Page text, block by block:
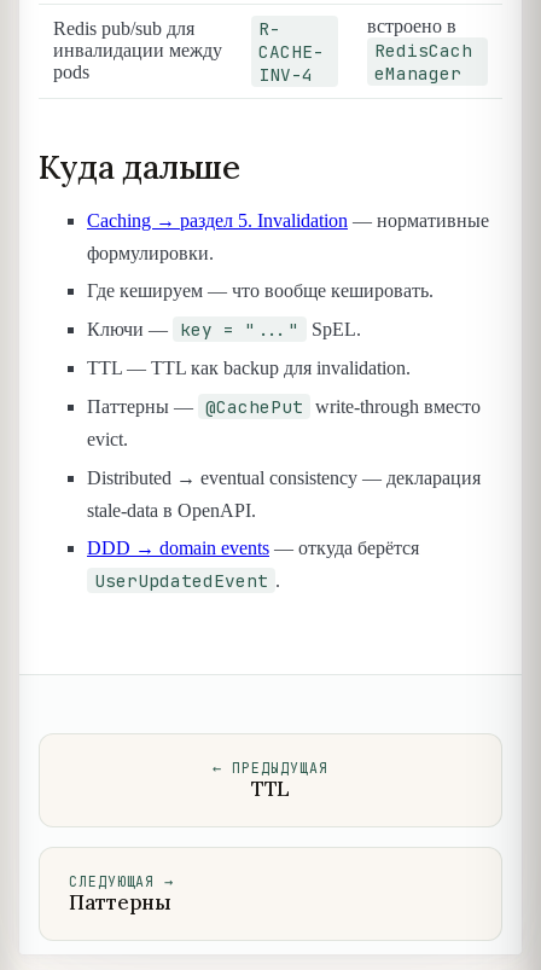
Redis pub/sub для
инвалидации между
pods
R-
CACHE-
INV-4
встроено в
RedisCach
eManager
Куда дальше
Caching → раздел 5. Invalidation — нормативные
формулировки.
Где кешируем — что вообще кешировать.
Ключи —
key = "..."
SpEL.
TTL — TTL как backup для invalidation.
Паттерны — @CachePut
write-through вместо
evict.
Distributed → eventual consistency — декларация
stale-data в OpenAPI.
DDD → domain events — откуда берётся
UserUpdatedEvent .
← ПРЕДЫДУЩАЯ
TTL
СЛЕДУЮЩАЯ →
Паттерны